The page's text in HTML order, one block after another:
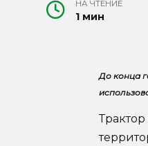
НА ЧТЕНИЕ
1 мин
До конца